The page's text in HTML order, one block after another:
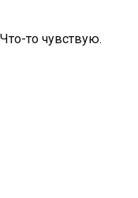
то чувствую.